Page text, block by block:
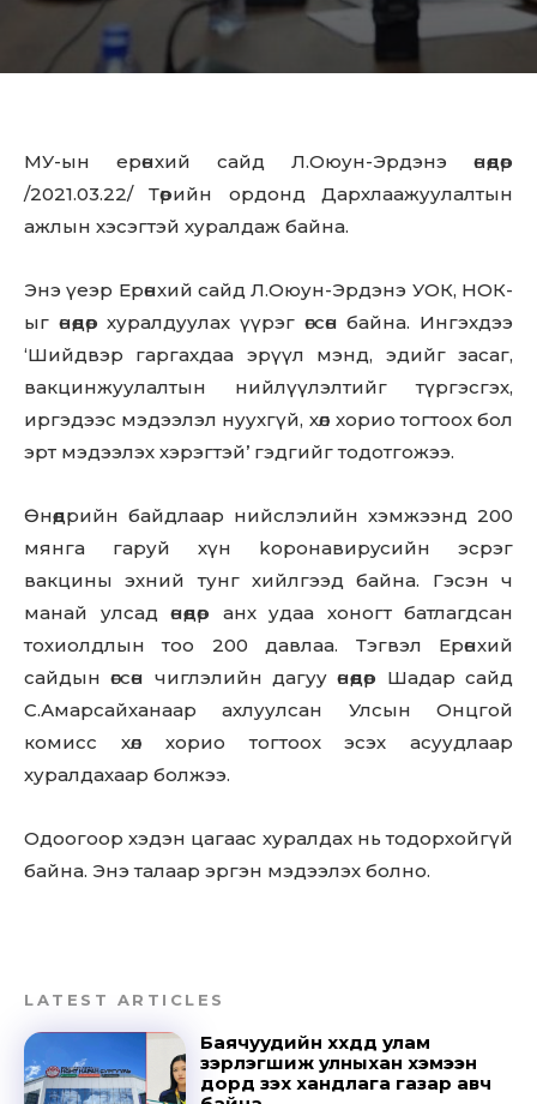
МУ-ын ерөнхий сайд Л.Оюун-Эрдэнэ өнөөдөр
/2021.03.22/ Төрийн ордонд Дархлаажуулалтын
ажлын хэсэгтэй хуралдаж байна.
Энэ үеэр Ерөнхий сайд Л.Оюун-Эрдэнэ УОК, НОК-
ыг өнөөдөр хуралдуулах үүрэг өгсөн байна. Ингэхдээ
‘Шийдвэр гаргахдаа эрүүл мэнд, эдийг засаг,
вакцинжуулалтын нийлүүлэлтийг түргэсгэх,
иргэдээс мэдээлэл нуухгүй, хөл хорио тогтоох бол
эрт мэдээлэх хэрэгтэй’ гэдгийг тодотгожээ.
Өнөөдрийн байдлаар нийслэлийн хэмжээнд 200
мянга гаруй хүн kopoнaвиpycийн эсрэг
вакцины эхний тунг хийлгээд байна. Гэсэн ч
манай улсад өнөөдөр анх удаа хоногт батлагдсан
тохиолдлын тоо 200 давлаа. Тэгвэл Ерөнхий
сайдын өгсөн чиглэлийн дагуу өнөөдөр Шадар сайд
С.Амарсайханаар ахлуулсан Улсын Онцгой
комисс хөл хорио тогтоох эсэх асуудлаар
хуралдахаар болжээ.
Одоогоор хэдэн цагаас хуралдах нь тодорхойгүй
байна. Энэ талаар эргэн мэдээлэх болно.
LATEST ARTICLES
Баячуудийн хүүхдүүд улам
зэрлэгшиж улныхан хэмээн
дорд үзэх хандлага газар авч